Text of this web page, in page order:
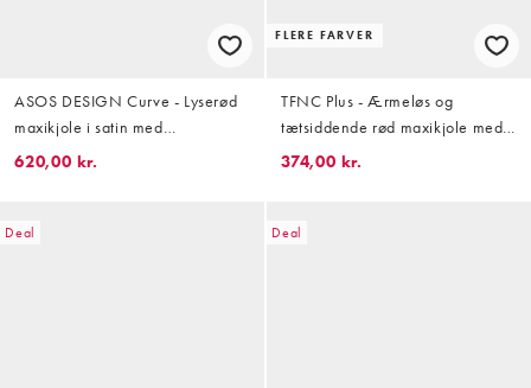
ASOS DESIGN Curve - Lyserød
maxikjole i satin med
blomsterprint og flagermusærmer
620,00 kr.
FLERE FARVER
TFNC Plus - Ærmeløs og
tætsiddende rød maxikjole med
V-hals og rynket front
374,00 kr.
Deal Deal